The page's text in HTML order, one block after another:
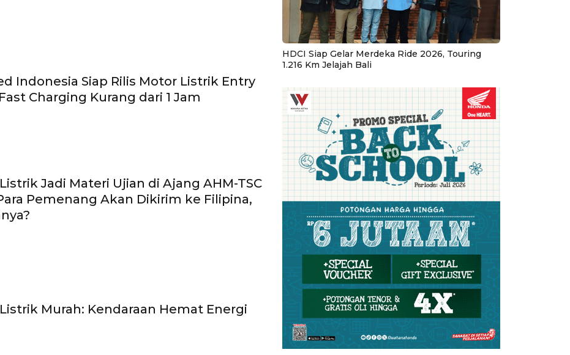
Indonesia Siap Rilis Motor Listrik Entry
Charging Kurang dari 1 Jam
Jadi Materi Ujian di Ajang AHM-TSC
Pemenang Akan Dikirim ke Filipina,
Murah: Kendaraan Hemat Energi
HDCI Siap Gelar Merdeka Ride 2026, Touring
1.216 Km Jelajah Bali